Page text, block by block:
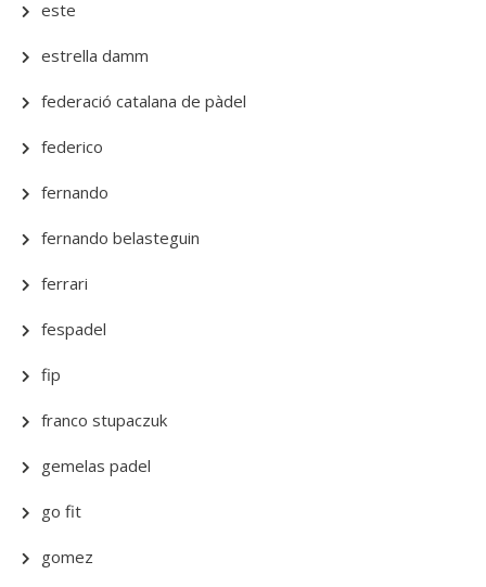
este
estrella damm
federació catalana de pàdel
federico
fernando
fernando belasteguin
ferrari
fespadel
fip
franco stupaczuk
gemelas padel
go fit
gomez